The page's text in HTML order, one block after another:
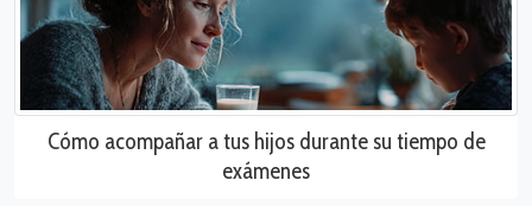
Cómo acompañar a tus hijos durante su tiempo de
exámenes